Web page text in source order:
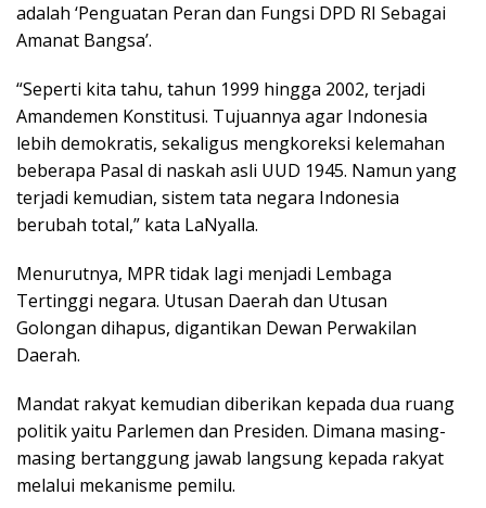
adalah ‘Penguatan Peran dan Fungsi DPD RI Sebagai
Amanat Bangsa’.
“Seperti kita tahu, tahun 1999 hingga 2002, terjadi
Amandemen Konstitusi. Tujuannya agar Indonesia
lebih demokratis, sekaligus mengkoreksi kelemahan
beberapa Pasal di naskah asli UUD 1945. Namun yang
terjadi kemudian, sistem tata negara Indonesia
berubah total,” kata LaNyalla.
Menurutnya, MPR tidak lagi menjadi Lembaga
Tertinggi negara. Utusan Daerah dan Utusan
Golongan dihapus, digantikan Dewan Perwakilan
Daerah.
Mandat rakyat kemudian diberikan kepada dua ruang
politik yaitu Parlemen dan Presiden. Dimana masing-
masing bertanggung jawab langsung kepada rakyat
melalui mekanisme pemilu.